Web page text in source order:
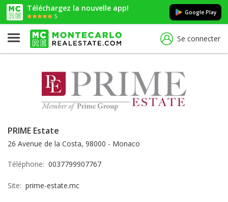
Téléchargez la nouvelle app!
5
Google Play
Se connecter
PRIME Estate
26 Avenue de la Costa, 98000 - Monaco
Téléphone: 0037799907767
Site: prime-estate.mc